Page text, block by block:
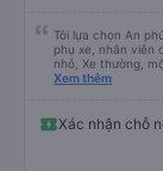
Tôi lựa chọn An
phụ xe, nhân viên
nhỏ, Xe thường,
cửa gió điều hoà
Xem thêm
Xác nhận chỗ